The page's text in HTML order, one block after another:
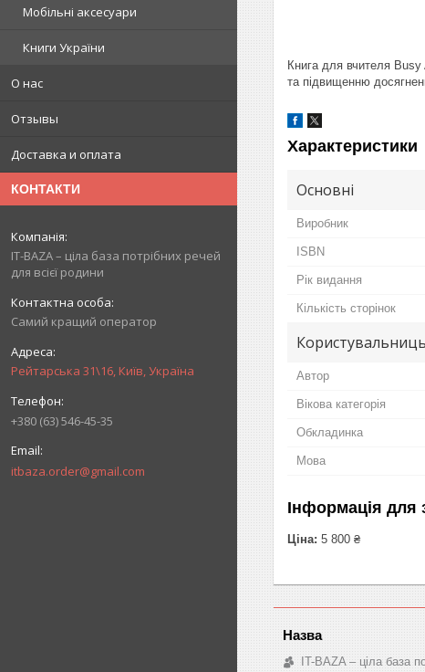
Мобільні аксесуари
Книги України
О нас
Отзывы
Доставка и оплата
КОНТАКТИ
IT-BAZA – ціла база потрібних речей
для всієї родини
Самий кращий оператор
Рейтарська 31\16, Київ, Україна
+380 (63) 546-45-35
itbaza.order@gmail.com
Книга для вчителя
та підвищенню
Характеристики
Основні
Виробник
ISBN
Рік видання
Кількість сторінок
Автор
Вікова категорія
Обкладинка
Мова
Інформація для
Ціна: 5 800 ₴
IT-BAZA – ціла база